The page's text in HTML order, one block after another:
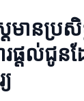
មានប្រសិ
រផ្តល់ជូន